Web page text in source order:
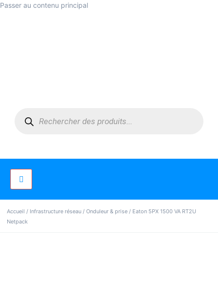
Passer au contenu principal
Accueil / Infrastructure réseau / Onduleur & prise / Eaton 5PX 1500 VA RT2U
Netpack